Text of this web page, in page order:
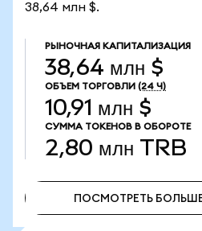
38,64 млн $.
РЫНОЧНАЯ КАПИТАЛИЗАЦИЯ
38,64 млн $
ОБЪЕМ ТОРГОВЛИ (24 Ч)
10,91 млн $
СУММА ТОКЕНОВ В ОБОРОТЕ
2,80 млн TRB
ПОСМОТРЕТЬ